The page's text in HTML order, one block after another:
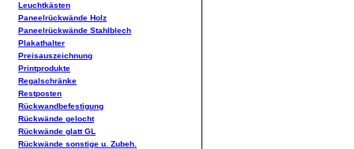
Leuchtkästen
Paneelrückwände Holz
Paneelrückwände Stahlblech
Plakathalter
Preisauszeichnung
Printprodukte
Regalschränke
Restposten
Rückwandbefestigung
Rückwände gelocht
Rückwände glatt GL
Rückwände sonstige u. Zubeh.